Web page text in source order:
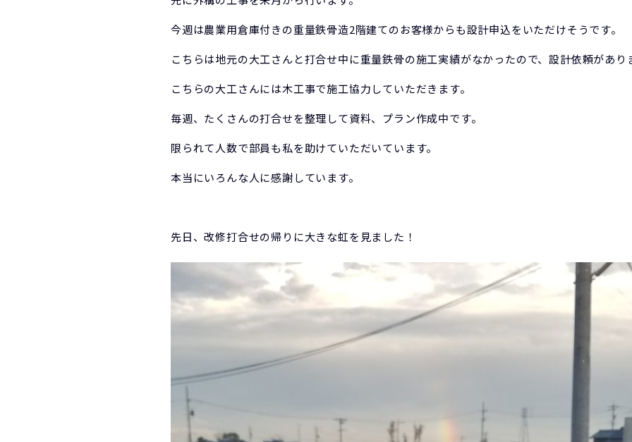
今週は農業用倉庫付きの重量鉄骨造2階建てのお客様からも設計申込をいただけそうです。
こちらは地元の大工さんと打合せ中に重量鉄骨の施工実績がなかったので、設計依頼があり
こちらの大工さんには木工事で施工協力していただきます。
毎週、たくさんの打合せを整理して資料、プラン作成中です。
限られて人数で部員も私を助けていただいています。
本当にいろんな人に感謝しています。
先日、改修打合せの帰りに大きな虹を見ました！